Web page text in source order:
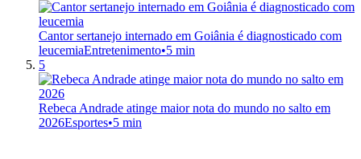
Cantor sertanejo internado em Goiânia é diagnosticado com
leucemiaEntretenimento•5 min
5
Rebeca Andrade atinge maior nota do mundo no salto em
2026Esportes•5 min